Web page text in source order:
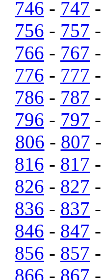
746 - 747 -
756 - 757 -
766 - 767 -
776 - 777 -
786 - 787 -
796 - 797 -
806 - 807 -
816 - 817 -
826 - 827 -
836 - 837 -
846 - 847 -
856 - 857 -
866 - 867 -